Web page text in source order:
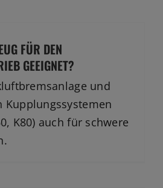
FÜR DEN
GEEIGNET?
und
Kupplungssystemen
K80) auch für schwere